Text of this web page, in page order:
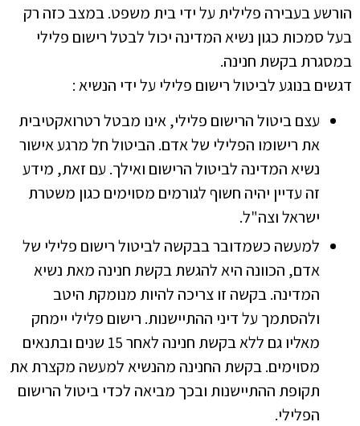
הורשע בעבירה פלילית על ידי בית משפט. במצב כזה רק
בעל סמכות כגון נשיא המדינה יכול לבטל רישום פלילי
במסגרת בקשת חנינה.
דגשים בנוגע לביטול רישום פלילי על ידי הנשיא :
עצם ביטול הרישום פלילי, אינו מבטל רטרואקטיבית
את רישומו הפלילי של אדם. הביטול חל מרגע אישור
נשיא המדינה לביטול הרישום ואילך. עם זאת, מידע
זה עדיין יהיה חשוף לגורמים מסוימים כגון משטרת
ישראל וצה"ל.
למעשה כשמדובר בבקשה לביטול רישום פלילי של
אדם, הכוונה היא להגשת בקשת חנינה מאת נשיא
המדינה. בקשה זו צריכה להיות מנומקת היטב
ולהסתמך על דיני ההתיישנות. רישום פלילי יימחק
מאליו גם ללא בקשת חנינה לאחר 15 שנים ובתנאים
מסוימים. בקשת החנינה מהנשיא למעשה מקצרת את
תקופת ההתיישנות ובכך מביאה לכדי ביטול הרישום
הפלילי.